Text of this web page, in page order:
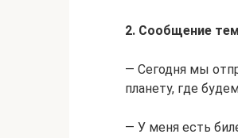
2. Сообщение
— Сегодня мы
планету, где
— У меня есть